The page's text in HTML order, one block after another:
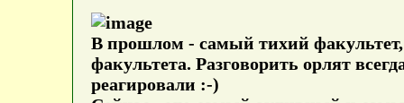
В прошлом - самый тихий факультет,
факультета. Разговорить орлят
реагировали :-)